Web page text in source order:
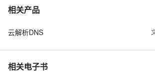
7 DDNS 简介
8 iOS 防 DNS 污染方案调研 --- SNI 业务场景
9
相关产品
云解析DNS
相关电子书